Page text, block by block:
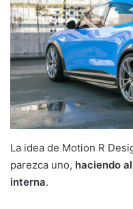
La idea de Motion R
parezca uno, haciendo
interna.